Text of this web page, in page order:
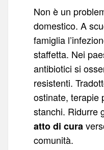
Non è un
domestico. A
famiglia
staffetta. Nei
antibiotici si
resistenti.
ostinate, terapie
stanchi. Ridurre
atto di cura
comunità.